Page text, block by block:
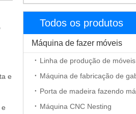
e
Todos os produtos
Máquina de fazer móveis
Linha de produção de móveis
Máquina CNC Nesting